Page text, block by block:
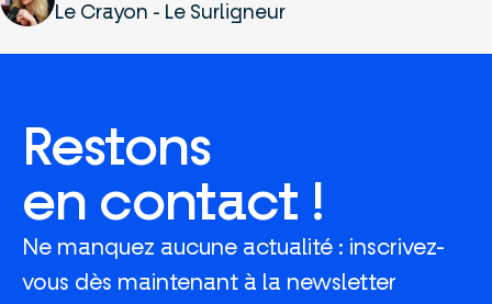
Le Crayon - Le Surligneur
Restons
en contact !
Ne manquez aucune actualité : inscrivez-
vous dès maintenant à la newsletter